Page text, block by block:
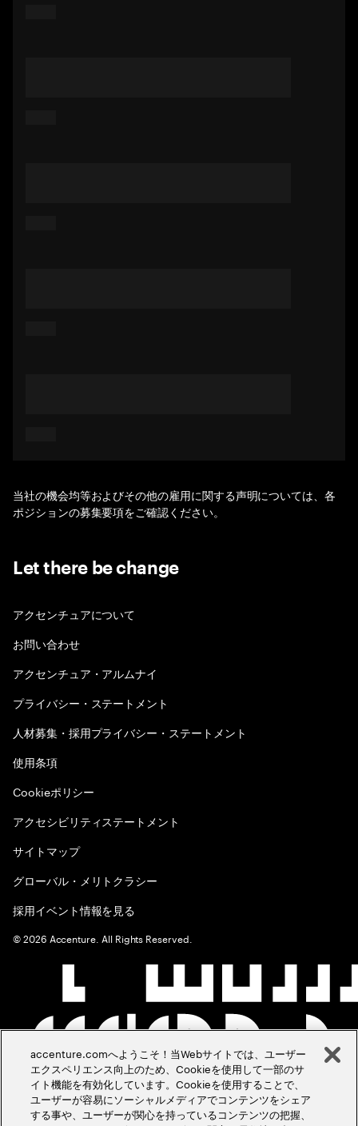
当社の機会均等およびその他の雇用に関する声明については、各
ポジションの募集要項をご確認ください。
Let there be change
アクセンチュアについて
お問い合わせ
アクセンチュア・アルムナイ
プライバシー・ステートメント
人材募集・採用プライバシー・ステートメント
使用条項
Cookieポリシー
アクセシビリティステートメント
サイトマップ
グローバル・メリトクラシー
採用イベント情報を見る
©2026 Accenture. All Rights Reserved.
accenture.comへようこそ！当Webサイトでは、ユーザー
エクスペリエンス向上のため、Cookieを使用して一部のサ
イト機能を有効化しています。Cookieを使用することで、
ユーザーが容易にソーシャルメディアでコンテンツをシェア
する事や、ユーザーが関心を持っているコンテンツの把握、